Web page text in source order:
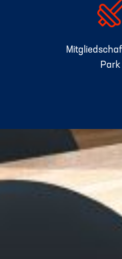
Park